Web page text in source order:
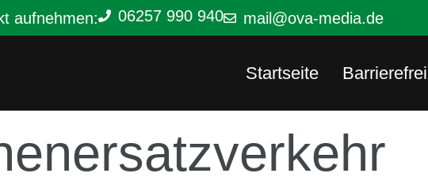
aufnehmen: 06257 990 940 mail@ova-media.de
Startseite